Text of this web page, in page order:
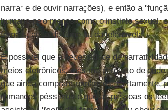
narrar e de ouvir narrações), e então a
humano pelo menos como o instinto sexual,
formas, até a do filme ou da telenovela.
É possível que a necessidade de
meios eletrônicos, mas me pergunto de
que ainda compram romances. Certamente,
romances péssimos e que as pessoas os